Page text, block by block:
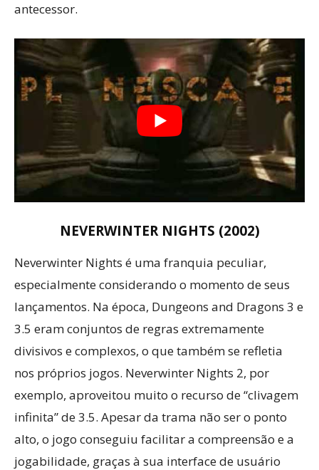
antecessor.
NEVERWINTER NIGHTS (2002)
Neverwinter Nights é uma franquia peculiar,
especialmente considerando o momento de seus
lançamentos. Na época, Dungeons and Dragons 3 e
3.5 eram conjuntos de regras extremamente
divisivos e complexos, o que também se refletia
nos próprios jogos. Neverwinter Nights 2, por
exemplo, aproveitou muito o recurso de “clivagem
infinita” de 3.5. Apesar da trama não ser o ponto
alto, o jogo conseguiu facilitar a compreensão e a
jogabilidade, graças à sua interface de usuário